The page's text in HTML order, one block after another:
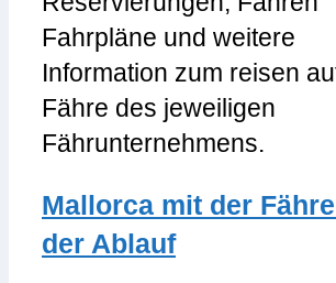
Fahrpläne und weitere
Information zum reisen
Fähre des jeweiligen
Fährunternehmens.
Mallorca mit der
der Ablauf